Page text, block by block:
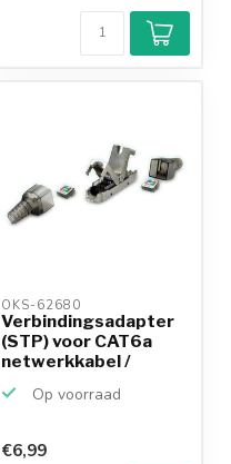
OKS-62680
Verbindingsadapter
(STP) voor CAT6a
netwerkkabel /
Op voorraad
€6,99